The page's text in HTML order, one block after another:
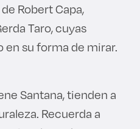
Robert Capa,
Taro, cuyas
en su forma de mirar.
Santana, tienden a
Recuerda a